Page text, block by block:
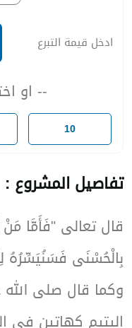
ادخل قيمة التبرع
-- او
10
تفاصيل المشروع :
قال تعالى "فَأَمَّا
بِالْحُسْنَى فَسَنُيَسِّرُهُ
وكما قال صلى
اليتيم كهاتين في